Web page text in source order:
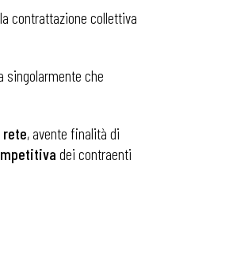
contrattazione collettiva
singolarmente che
, avente finalità di
dei contraenti